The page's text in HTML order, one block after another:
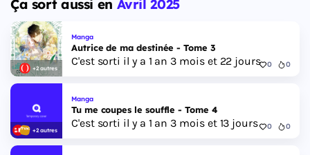
Ça sort aussi en Avril 2025
+2 autres
Manga
Autrice de ma destinée - Tome 3
C'est sorti il y a 1 an 3 mois et 22 jours 0 0
+2 autres
Manga
Tu me coupes le souffle - Tome 4
C'est sorti il y a 1 an 3 mois et 13 jours 0 0